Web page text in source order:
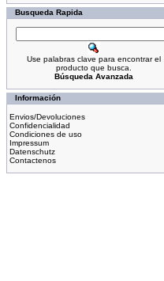
Busqueda Rapida
Use palabras clave para encontrar el
producto que busca.
Búsqueda Avanzada
Información
Envios/Devoluciones
Confidencialidad
Condiciones de uso
Impressum
Datenschutz
Contactenos